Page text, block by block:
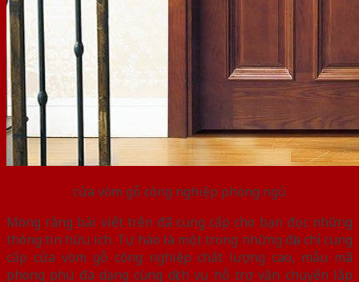
cửa vòm gỗ công nghiệp phòng ngủ
Mong rằng bài viết trên đã cung cấp cho bạn đọc những
thông tin hữu ích. Tự hào là một trong những địa chỉ cung
cấp cửa vòm gỗ công nghiệp chất lượng cao, mẫu mã
phong phú đa dạng cùng dịch vụ hỗ trợ vận chuyển lắp